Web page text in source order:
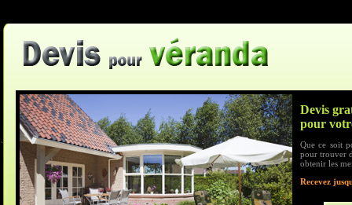
Devis
pour
Que ce soit
pour trouver
obtenir les
Recevez